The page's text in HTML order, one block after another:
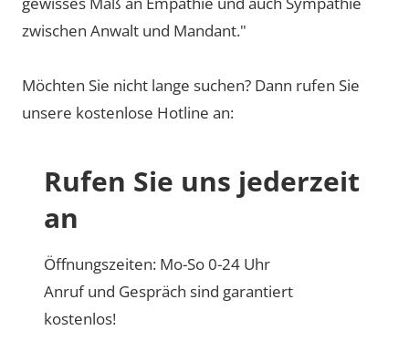
zwischen Anwalt und Mandant."
Möchten Sie nicht lange suchen? Dann rufen Sie
unsere kostenlose Hotline an:
Rufen Sie uns jederzeit
an
Öffnungszeiten: Mo-So 0-24 Uhr
Anruf und Gespräch sind garantiert
kostenlos!